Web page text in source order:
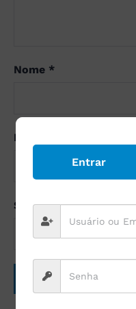
Nome *
E-mail
Site
Entrar